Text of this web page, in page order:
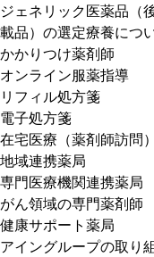
ジェネリック医薬品（
載品）の選定療養につ
かかりつけ薬剤師
オンライン服薬指導
リフィル処方箋
電子処方箋
在宅医療（薬剤師訪問）
地域連携薬局
専門医療機関連携薬局
がん領域の専門薬剤師
健康サポート薬局
アイングループの取り